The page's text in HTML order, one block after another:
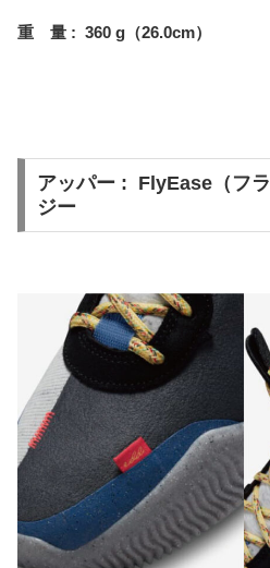
重 量 : 360 g（26.0cm）
アッパー : FlyEase（フ
ジー